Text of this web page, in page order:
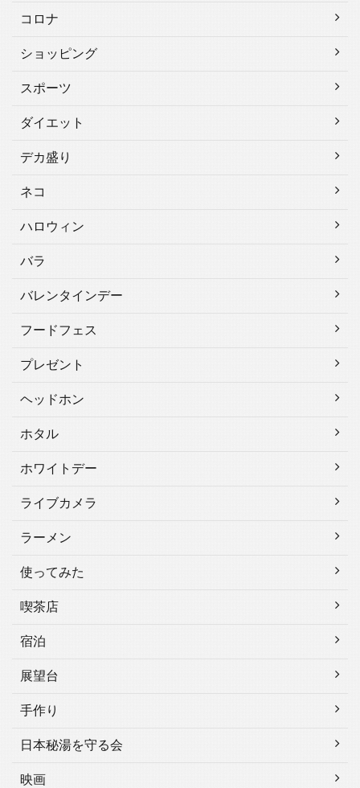
コロナ
ショッピング
スポーツ
ダイエット
デカ盛り
ネコ
ハロウィン
バラ
バレンタインデー
フードフェス
プレゼント
ヘッドホン
ホタル
ホワイトデー
ライブカメラ
ラーメン
使ってみた
喫茶店
宿泊
展望台
手作り
日本秘湯を守る会
映画